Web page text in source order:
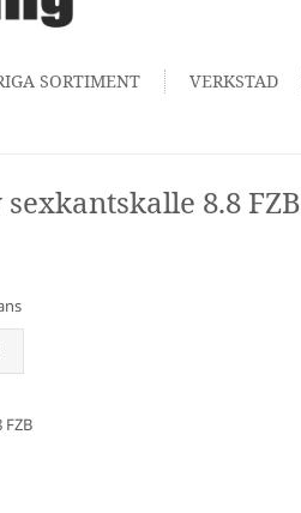
SORTIMENT VERKSTAD
8.8 FZB